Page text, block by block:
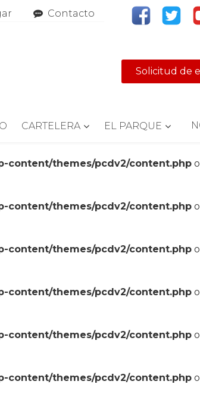
Contacto
Solicitud de
CARTELERA EL PARQUE
content/themes/pcdv2/content.php
content/themes/pcdv2/content.php
content/themes/pcdv2/content.php
content/themes/pcdv2/content.php
content/themes/pcdv2/content.php
content/themes/pcdv2/content.php